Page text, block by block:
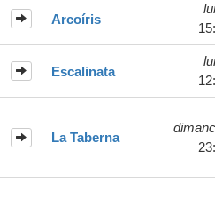
Arcoíris
Escalinata
La Taberna